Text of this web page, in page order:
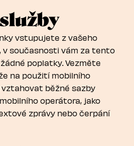
vstupujete z vašeho
v současnosti vám za tento
poplatky. Vezměte
na použití mobilního
běžné sazby
operátora, jako
zprávy nebo čerpání